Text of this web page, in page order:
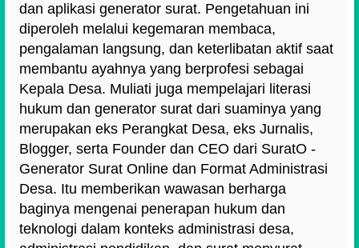
dan aplikasi generator surat. Pengetahuan ini
diperoleh melalui kegemaran membaca,
pengalaman langsung, dan keterlibatan aktif saat
membantu ayahnya yang berprofesi sebagai
Kepala Desa. Muliati juga mempelajari literasi
hukum dan generator surat dari suaminya yang
merupakan eks Perangkat Desa, eks Jurnalis,
Blogger, serta Founder dan CEO dari SuratO -
Generator Surat Online dan Format Administrasi
Desa. Itu memberikan wawasan berharga
baginya mengenai penerapan hukum dan
teknologi dalam konteks administrasi desa,